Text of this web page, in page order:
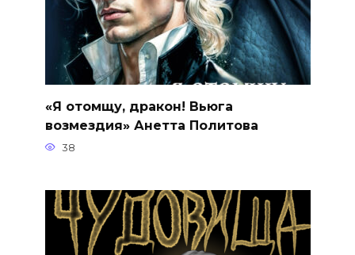
«Я отомщу, дракон! Вьюга
возмездия» Анетта Политова
38